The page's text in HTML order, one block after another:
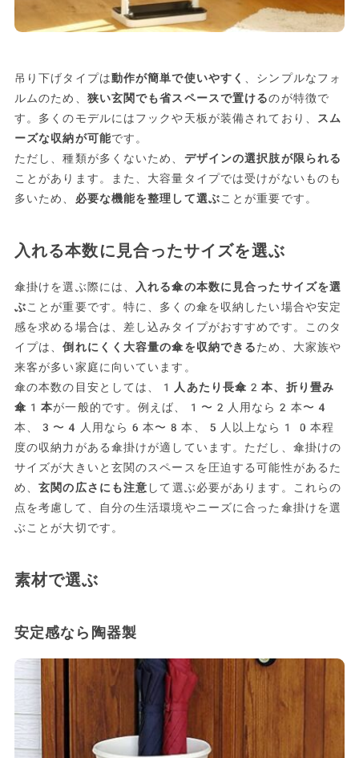
吊り下げタイプは動作が簡単で使いやすく 、シンプルなフォ
ルムのため、 狭い玄関でも省スペースで置けるのが特徴で
す。多くのモデルにはフックや天板が装備されており、 スム
ーズな収納が可能です。
ただし、種類が多くないため、 デザインの選択肢が限られる
ことがあります。また、大容量タイプでは受けがないものも
多いため、 必要な機能を整理して選ぶことが重要です。
入れる本数に見合ったサイズを選ぶ
傘掛けを選ぶ際には、 入れる傘の本数に見合ったサイズを選
ぶことが重要です。特に、多くの傘を収納したい場合や安定
感を求める場合は、差し込みタイプがおすすめです。このタ
イプは、倒れにくく大容量の傘を収納できるため、大家族や
来客が多い家庭に向いています。
傘の本数の目安としては、
1人あたり長傘2本、折り畳み
傘1本が一般的です。例えば、1〜2人用なら2本〜4
本、3〜4人用なら6本〜8本、5人以上なら10本程
度の収納力がある傘掛けが適しています。ただし、傘掛けの
サイズが大きいと玄関のスペースを圧迫する可能性があるた
め、玄関の広さにも注意 して選ぶ必要があります。これらの
点を考慮して、自分の生活環境やニーズに合った傘掛けを選
ぶことが大切です。
素材で選ぶ
安定感なら陶器製